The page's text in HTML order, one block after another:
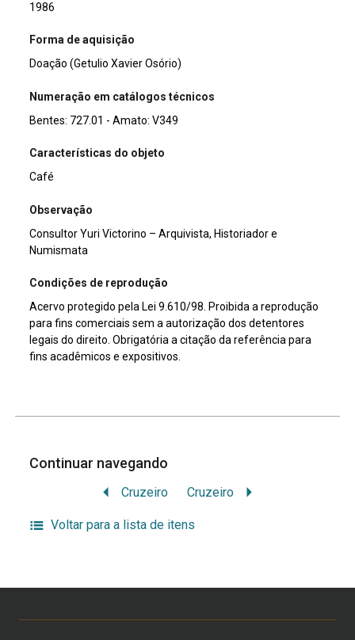
1986
Forma de aquisição
Doação (Getulio Xavier Osório)
Numeração em catálogos técnicos
Bentes: 727.01 - Amato: V349
Características do objeto
Café
Observação
Consultor Yuri Victorino – Arquivista, Historiador e
Numismata
Condições de reprodução
Acervo protegido pela Lei 9.610/98. Proibida a reprodução
para fins comerciais sem a autorização dos detentores
legais do direito. Obrigatória a citação da referência para
fins acadêmicos e expositivos.
Continuar navegando
Cruzeiro Cruzeiro
Voltar para a lista de itens